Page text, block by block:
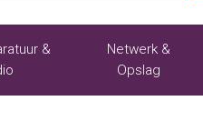
&
Netwerk &
Opslag